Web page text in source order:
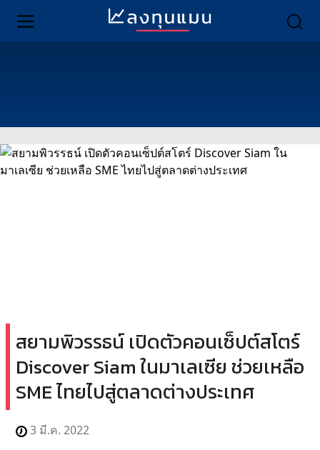
สยามพิวรรธน์ เปิดตัวคอนเซ็ปต์สโตร์
Discover Siam ในมาเลเซีย ช่วยเหลือ
SME ไทยไปสู่ตลาดต่างประเทศ
3 มี.ค. 2022